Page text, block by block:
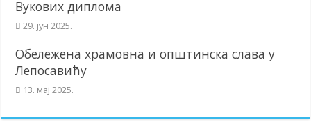
Вукових диплома
29. јун 2025.
Обележена храмовна и општинска слава у
Лепосавићу
13. мај 2025.